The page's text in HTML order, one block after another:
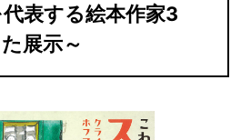
表する絵本作家3
展示～